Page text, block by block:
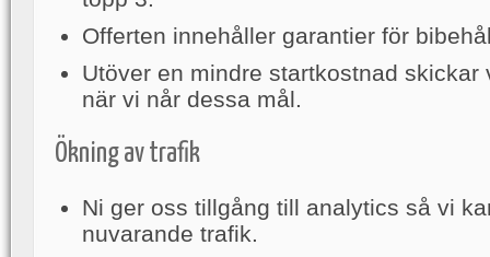
Offerten innehåller garantier för
Utöver en mindre startkostnad skickar
när vi når dessa mål.
Ökning av trafik
Ni ger oss tillgång till analytics så vi
nuvarande trafik.